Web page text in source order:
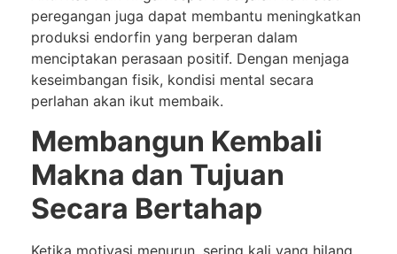
peregangan juga dapat membantu meningkatkan
produksi endorfin yang berperan dalam
menciptakan perasaan positif. Dengan menjaga
keseimbangan fisik, kondisi mental secara
perlahan akan ikut membaik.
Membangun Kembali
Makna dan Tujuan
Secara Bertahap
Ketika motivasi menurun, sering kali yang hilang